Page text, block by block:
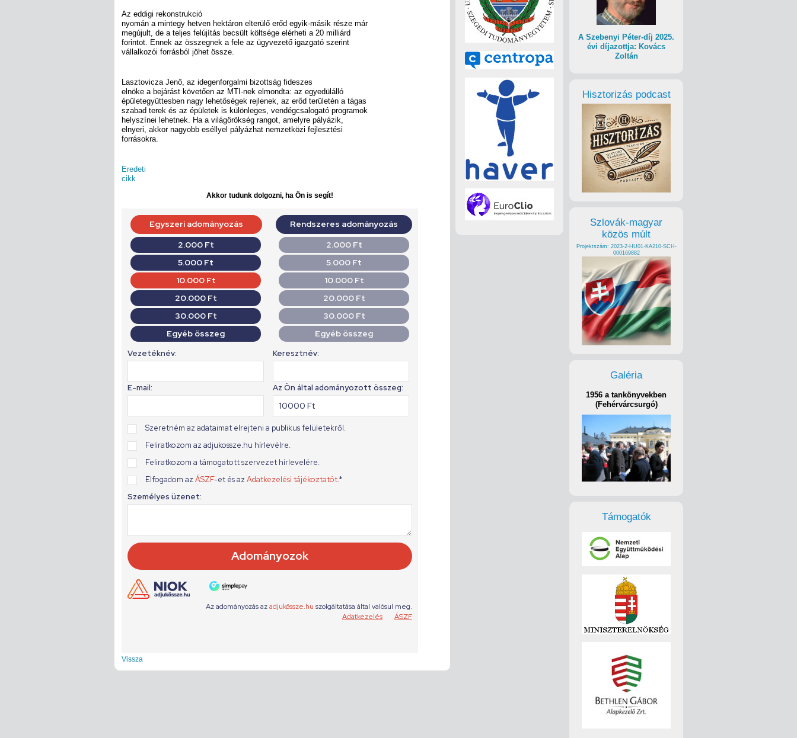
Az eddigi rekonstrukció
nyomán a mintegy hetven hektáron elterülő erőd egyik-másik része már
megújult, de a teljes felújítás becsült költsége elérheti a 20 milliárd
forintot. Ennek az összegnek a fele az ügyvezető igazgató szerint
vállalkozói forrásból jöhet össze.
Lasztovicza Jenő, az idegenforgalmi bizottság fideszes
elnöke a bejárást követően az MTI-nek elmondta: az egyedülálló
épületegyüttesben nagy lehetőségek rejlenek, az erőd területén a tágas
szabad terek és az épületek is különleges, vendégcsalogató programok
helyszínei lehetnek. Ha a világörökség rangot, amelyre pályázik,
elnyeri, akkor nagyobb eséllyel pályázhat nemzetközi fejlesztési
forrásokra.
Eredeti
cikk
Akkor tudunk dolgozni, ha Ön is segít!
Vissza
A Szebenyi Péter-díj 2025.
évi díjazottja: Kovács
Zoltán
Hisztorizás podcast
Szlovák-magyar
közös múlt
Projektszám: 2023-2-HU01-KA210-SCH-
000169882
Galéria
1956 a tankönyvekben
(Fehérvárcsurgó)
Támogatók